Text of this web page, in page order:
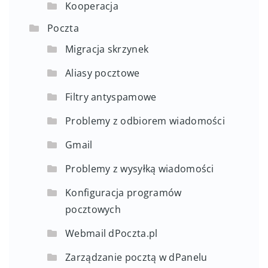
Kooperacja
Poczta
Migracja skrzynek
Aliasy pocztowe
Filtry antyspamowe
Problemy z odbiorem wiadomości
Gmail
Problemy z wysyłką wiadomości
Konfiguracja programów
pocztowych
Webmail dPoczta.pl
Zarządzanie pocztą w dPanelu